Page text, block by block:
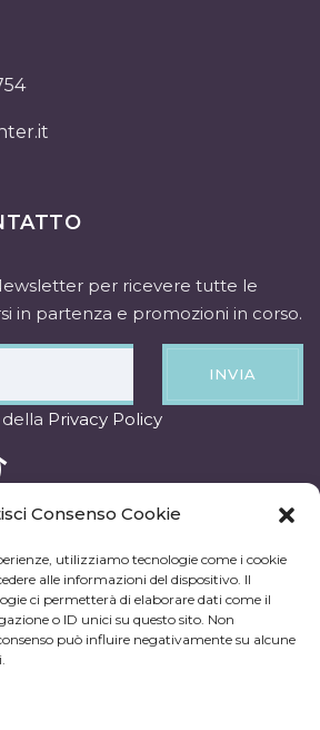
Consenso Cookie
utilizziamo tecnologie come i cookie
alle informazioni del dispositivo. Il
ci permetterà di elaborare dati come il
o ID unici su questo sito. Non
può influire negativamente su alcune
per ricevere tutte le
in partenza e promozioni in corso.
INVIA
Privacy Policy